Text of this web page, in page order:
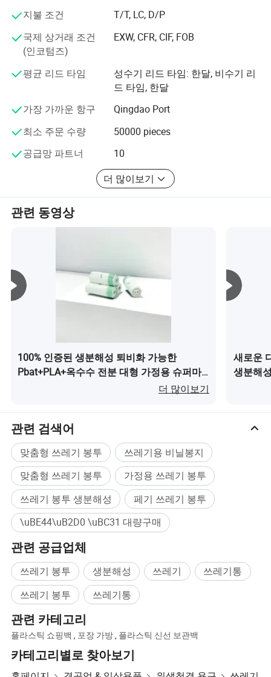
안정성을 구성했습니다.
지불 조건
T/T, LC, D/P
국제 상거래 조건
(인코텀즈)
EXW, CFR, CIF, FOB
평균 리드 타임
성수기 리드 타임: 한달, 비수기 리
드 타임, 한달
가장 가까운 항구
Qingdao Port
최소 주문 수량
50000 pieces
공급망 파트너
10
더 많이보기
관련 동영상
100% 인증된 생분해성 퇴비화 가능한
Pbat+PLA+옥수수 전분 대형 가정용 슈퍼마
켓 내구성 쓰레기 봉투이(가) 무엇인가요?
더 많이보기
새로운
생분해
관련 검색어
맞춤형 쓰레기 봉투
쓰레기용 비닐봉지
맞춤형 쓰레기 봉투
가정용 쓰레기 봉투
쓰레기 봉투 생분해성
페기 쓰레기 봉투
\uBE44\uB2D0 \uBC31 대량구매
관련 공급업체
쓰레기 봉투 생분해성 쓰레기
쓰레기통
쓰레기 봉투
쓰레기통
관련 카테고리
플라스틱 쇼핑백 포장 가방 플라스틱 신선 보관백
카테고리별로 찾아보기